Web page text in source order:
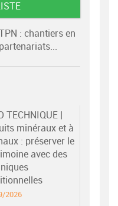
: chantiers en
TECHNIQUE |
minéraux et à
: préserver le
avec des
2026